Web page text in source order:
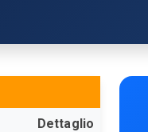
Dettaglio